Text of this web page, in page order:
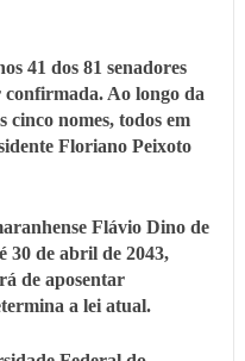
41 dos 81 senadores
confirmada. Ao longo da
nomes, todos em
Floriano Peixoto
Flávio Dino de
30 de abril de 2043,
de aposentar
a lei atual.